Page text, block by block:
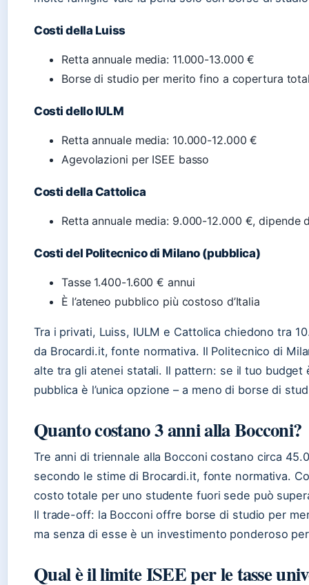
Costi della Luiss
Retta annuale media: 11.000-13.000 €
Borse di studio per merito fino a copertura
Costi dello IULM
Retta annuale media: 10.000-12.000 €
Agevolazioni per ISEE basso
Costi della Cattolica
Retta annuale media: 9.000-12.000 €, dipende
Costi del Politecnico di Milano (pubblica)
Tasse 1.400-1.600 € annui
È l’ateneo pubblico più costoso d’Italia
Tra i privati, Luiss, IULM e Cattolica chiedono tra
da Brocardi.it, fonte normativa. Il Politecnico di
alte tra gli atenei statali. Il pattern: se il tuo budget
pubblica è l’unica opzione – a meno di borse di
Quanto costano 3 anni alla Bocconi?
Tre anni di triennale alla Bocconi costano circa
secondo le stime di Brocardi.it, fonte normativa.
costo totale per uno studente fuori sede può
Il trade-off: la Bocconi offre borse di studio per
ma senza di esse è un investimento ponderoso
Qual è il limite ISEE per le tasse